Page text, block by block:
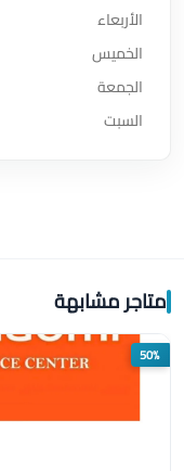
الأربعاء
الخميس
الجمعة
السبت
متاجر مشابهة
50%